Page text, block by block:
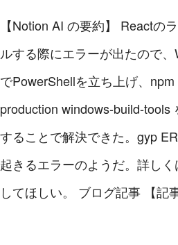
【Notion AI の要約】
Reactの
ルする際にエラーが出たので
でPowerShellを立ち上げ、
production windows-build-tools
することで解決できた。gyp
起きるエラーのようだ。詳し
してほしい。 ブログ記事
【